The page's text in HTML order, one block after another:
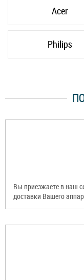
Acer
Philips
Вы приезжаете в наш
доставки Вашего